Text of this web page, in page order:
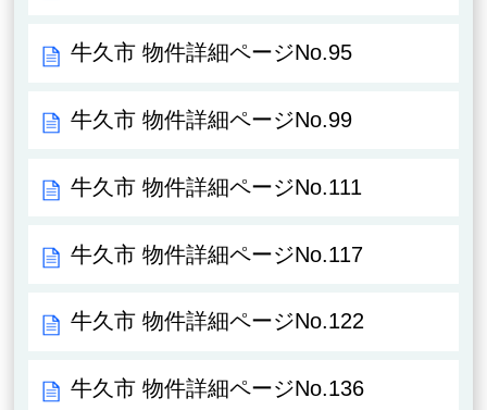
牛久市 物件詳細ページNo.95
牛久市 物件詳細ページNo.99
牛久市 物件詳細ページNo.111
牛久市 物件詳細ページNo.117
牛久市 物件詳細ページNo.122
牛久市 物件詳細ページNo.136